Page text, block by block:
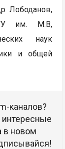
Лободанов,
им. М.В,
наук
и общей
каналов?
в новом